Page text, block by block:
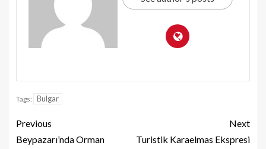
Tags: Bulgar
Previous
Beypazarı’nda Orman
Next
Turistik Karaelmas Ekspresi